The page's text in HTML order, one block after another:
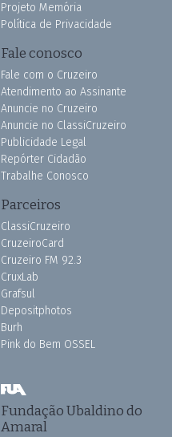
Projeto Memória
Política de Privacidade
Fale conosco
Fale com o Cruzeiro
Atendimento ao Assinante
Anuncie no Cruzeiro
Anuncie no ClassiCruzeiro
Publicidade Legal
Repórter Cidadão
Trabalhe Conosco
Parceiros
ClassiCruzeiro
CruzeiroCard
Cruzeiro FM 92.3
CruxLab
Grafsul
Depositphotos
Burh
Pink do Bem OSSEL
Fundação Ubaldino do
Amaral